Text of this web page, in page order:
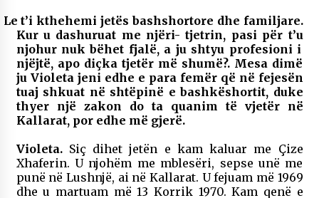
Le t’i kthehemi jetës bashshortore dhe familjare.
Kur u dashuruat me njëri- tjetrin, pasi për t’u
njohur nuk bëhet fjalë, a ju shtyu profesioni i
njëjtë, apo diçka tjetër më shumë?. Mesa dimë
ju Violeta jeni edhe e para femër që në fejesën
tuaj shkuat në shtëpinë e bashkëshortit, duke
thyer një zakon do ta quanim të vjetër në
Kallarat, por edhe më gjerë.
Violeta. Siç dihet jetën e kam kaluar me Çize
Xhaferin. U njohëm me mblesëri, sepse unë me
punë në Lushnjë, ai në Kallarat. U fejuam më 1969
dhe u martuam më 13 Korrik 1970. Kam qenë e